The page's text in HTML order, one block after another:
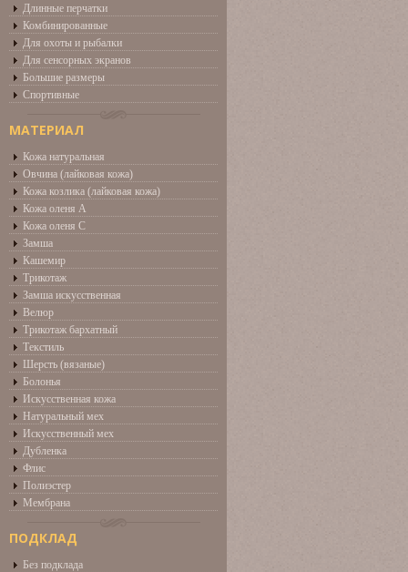
Длинные перчатки
Комбинированные
Для охоты и рыбалки
Для сенсорных экранов
Большие размеры
Спортивные
МАТЕРИАЛ
Кожа натуральная
Овчина (лайковая кожа)
Кожа козлика (лайковая кожа)
Кожа оленя А
Кожа оленя С
Замша
Кашемир
Трикотаж
Замша искусственная
Велюр
Трикотаж бархатный
Текстиль
Шерсть (вязаные)
Болонья
Искусственная кожа
Натуральный мех
Искусственный мех
Дубленка
Флис
Полиэстер
Мембрана
ПОДКЛАД
Без подклада